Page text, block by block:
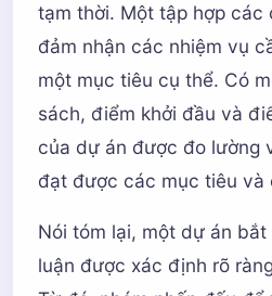
tạm thời. Một tập hợp các
đảm nhận các nhiệm vụ
một mục tiêu cụ thể. Có
sách, điểm khởi đầu và
của dự án được đo lường
đạt được các mục tiêu
Nói tóm lại, một dự án
luận được xác định rõ